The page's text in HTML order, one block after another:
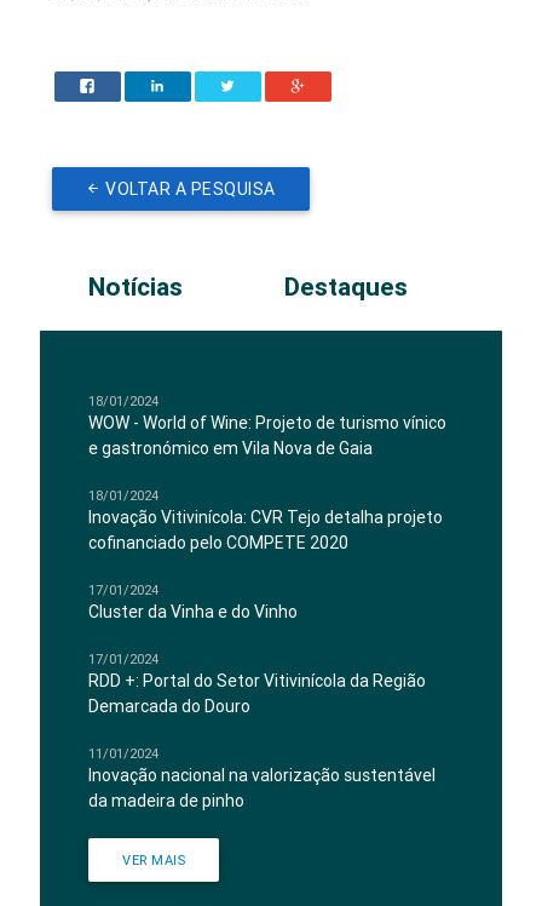
VOLTAR A PESQUISA
Notícias Destaques
18/01/2024
WOW - World of Wine: Projeto de turismo vínico
e gastronómico em Vila Nova de Gaia
18/01/2024
Inovação Vitivinícola: CVR Tejo detalha projeto
cofinanciado pelo COMPETE 2020
17/01/2024
Cluster da Vinha e do Vinho
17/01/2024
RDD +: Portal do Setor Vitivinícola da Região
Demarcada do Douro
11/01/2024
Inovação nacional na valorização sustentável
da madeira de pinho
VER MAIS